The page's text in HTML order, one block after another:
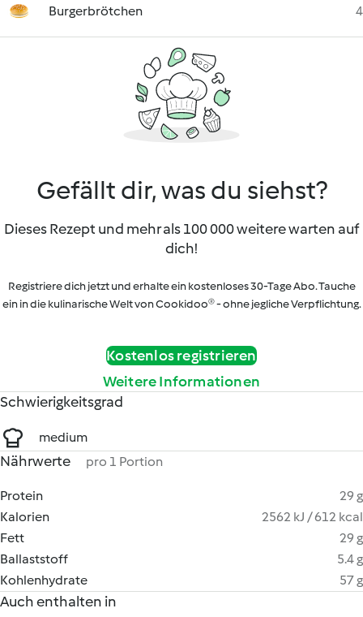
Burgerbrötchen 4
Gefällt dir, was du siehst?
Dieses Rezept und mehr als 100 000 weitere warten auf
dich!
Registriere dich jetzt und erhalte ein kostenloses 30-Tage Abo. Tauche
ein in die kulinarische Welt von Cookidoo® - ohne jegliche Verpflichtung.
Kostenlos registrieren
Weitere Informationen
Schwierigkeitsgrad
medium
Nährwerte pro 1 Portion
Protein
29 g
Kalorien
2562 kJ / 612 kcal
Fett
29 g
Ballaststoff
5.4 g
Kohlenhydrate
57 g
Auch enthalten in